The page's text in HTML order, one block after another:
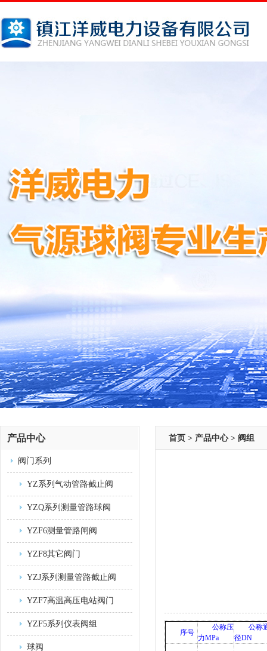
产品中心
阀门系列
YZ系列气动管路截止阀
YZQ系列测量管路球阀
YZF6测量管路闸阀
YZF8其它阀门
YZJ系列测量管路截止阀
YZF7高温高压电站阀门
YZF5系列仪表阀组
球阀
首页 > 产品中心 > 阀组
序号
公称压
力MPa
公称
径DN